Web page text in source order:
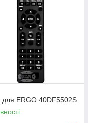
для ERGO 40DF5502S